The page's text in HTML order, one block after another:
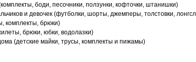
боди, песочники, ползунки, кофточки, штанишки)
и девочек (футболки, шорты, джемперы, толстовки,
комплекты, брюки)
брюки, юбки, водолазки)
(детские майки, трусы, комплекты и пижамы)